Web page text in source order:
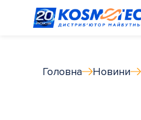
Головна Новини